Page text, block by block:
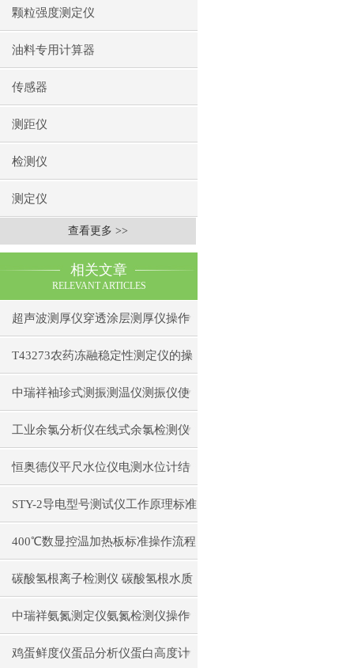
颗粒强度测定仪
油料专用计算器
传感器
测距仪
检测仪
测定仪
查看更多 >>
相关文章
RELEVANT ARTICLES
超声波测厚仪穿透涂层测厚仪操作
前准备操作步骤
T43273农药冻融稳定性测定仪的操
作使用
中瑞祥袖珍式测振测温仪测振仪使
用注意事项工作原理
工业余氯分析仪在线式余氯检测仪
日常维护注意事项安装与接线步骤
恒奥德仪平尺水位仪电测水位计结
构原理操作使用
STY-2导电型号测试仪工作原理标准
操作流程
400℃数显控温加热板标准操作流程
碳酸氢根离子检测仪 碳酸氢根水质
测定仪操作使用
中瑞祥氨氮测定仪氨氮检测仪操作
前准备使用注意事项
鸡蛋鲜度仪蛋品分析仪蛋白高度计